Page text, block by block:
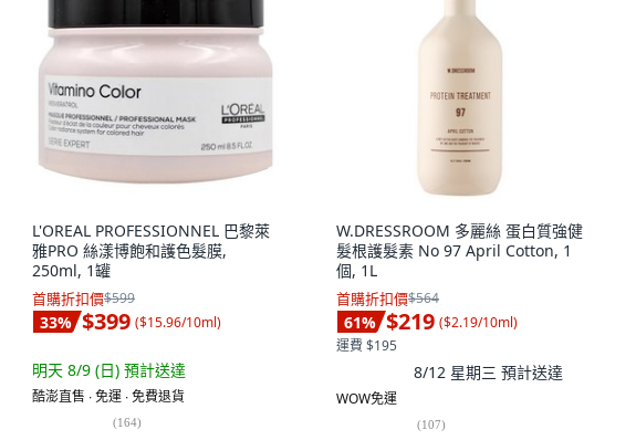
L'OREAL PROFESSIONNEL 巴黎萊
雅PRO 絲漾博飽和護色髮膜,
250ml, 1罐
首購折扣價$599
33% $399 ($15.96/10ml)
明天 8/9 (日) 預計送達
酷澎直售 ∙ 免運 ∙ 免費退貨
(164)
W.DRESSROOM 多麗絲 蛋白質強健
髮根護髮素 No 97 April Cotton, 1
個, 1L
首購折扣價$564
61% $219 ($2.19/10ml)
運費 $195
8/12 星期三 預計送達
WOW免運
(107)